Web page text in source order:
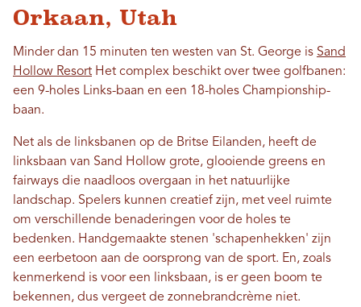
Orkaan, Utah
Minder dan 15 minuten ten westen van St. George is Sand
Hollow Resort Het complex beschikt over twee golfbanen:
een 9-holes Links-baan en een 18-holes Championship-
baan.
Net als de linksbanen op de Britse Eilanden, heeft de
linksbaan van Sand Hollow grote, glooiende greens en
fairways die naadloos overgaan in het natuurlijke
landschap. Spelers kunnen creatief zijn, met veel ruimte
om verschillende benaderingen voor de holes te
bedenken. Handgemaakte stenen 'schapenhekken' zijn
een eerbetoon aan de oorsprong van de sport. En, zoals
kenmerkend is voor een linksbaan, is er geen boom te
bekennen, dus vergeet de zonnebrandcrème niet.